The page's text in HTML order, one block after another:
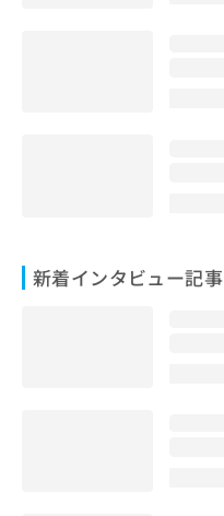
新着インタビュー記事